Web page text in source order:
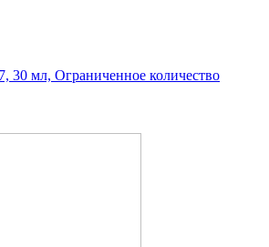
30 мл, Ограниченное количество